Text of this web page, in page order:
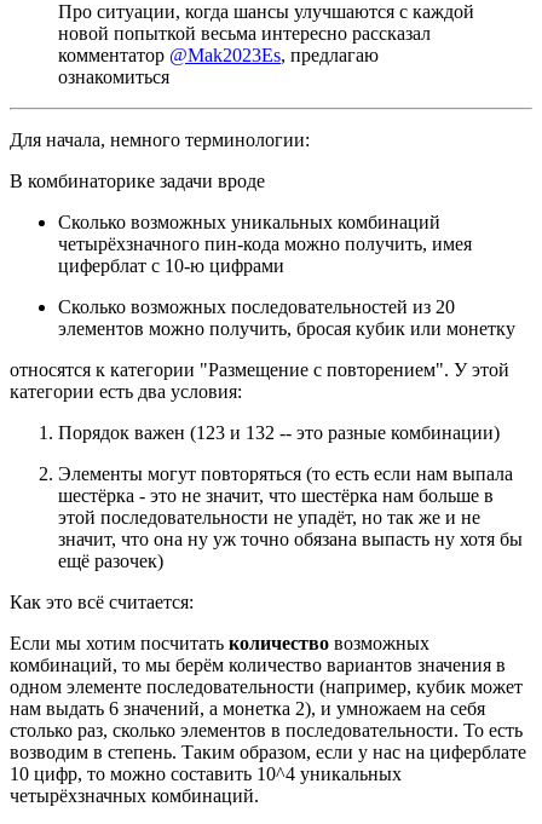
Про ситуации, когда шансы улучшаются с каждой
новой попыткой весьма интересно рассказал
комментатор @Mak2023Es, предлагаю
ознакомиться
Для начала, немного терминологии:
В комбинаторике задачи вроде
Сколько возможных уникальных комбинаций
четырёхзначного пин-кода можно получить, имея
циферблат с 10-ю цифрами
Сколько возможных последовательностей из 20
элементов можно получить, бросая кубик или монетку
относятся к категории "Размещение с повторением". У этой
категории есть два условия:
Порядок важен (123 и 132 -- это разные комбинации)
Элементы могут повторяться (то есть если нам выпала
шестёрка - это не значит, что шестёрка нам больше в
этой последовательности не упадёт, но так же и не
значит, что она ну уж точно обязана выпасть ну хотя бы
ещё разочек)
Как это всё считается:
Если мы хотим посчитать количество возможных
комбинаций, то мы берём количество вариантов значения в
одном элементе последовательности (например, кубик может
нам выдать 6 значений, а монетка 2), и умножаем на себя
столько раз, сколько элементов в последовательности. То есть
возводим в степень. Таким образом, если у нас на циферблате
10 цифр, то можно составить 10^4 уникальных
четырёхзначных комбинаций.